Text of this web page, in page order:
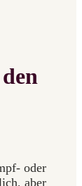
oder
aber